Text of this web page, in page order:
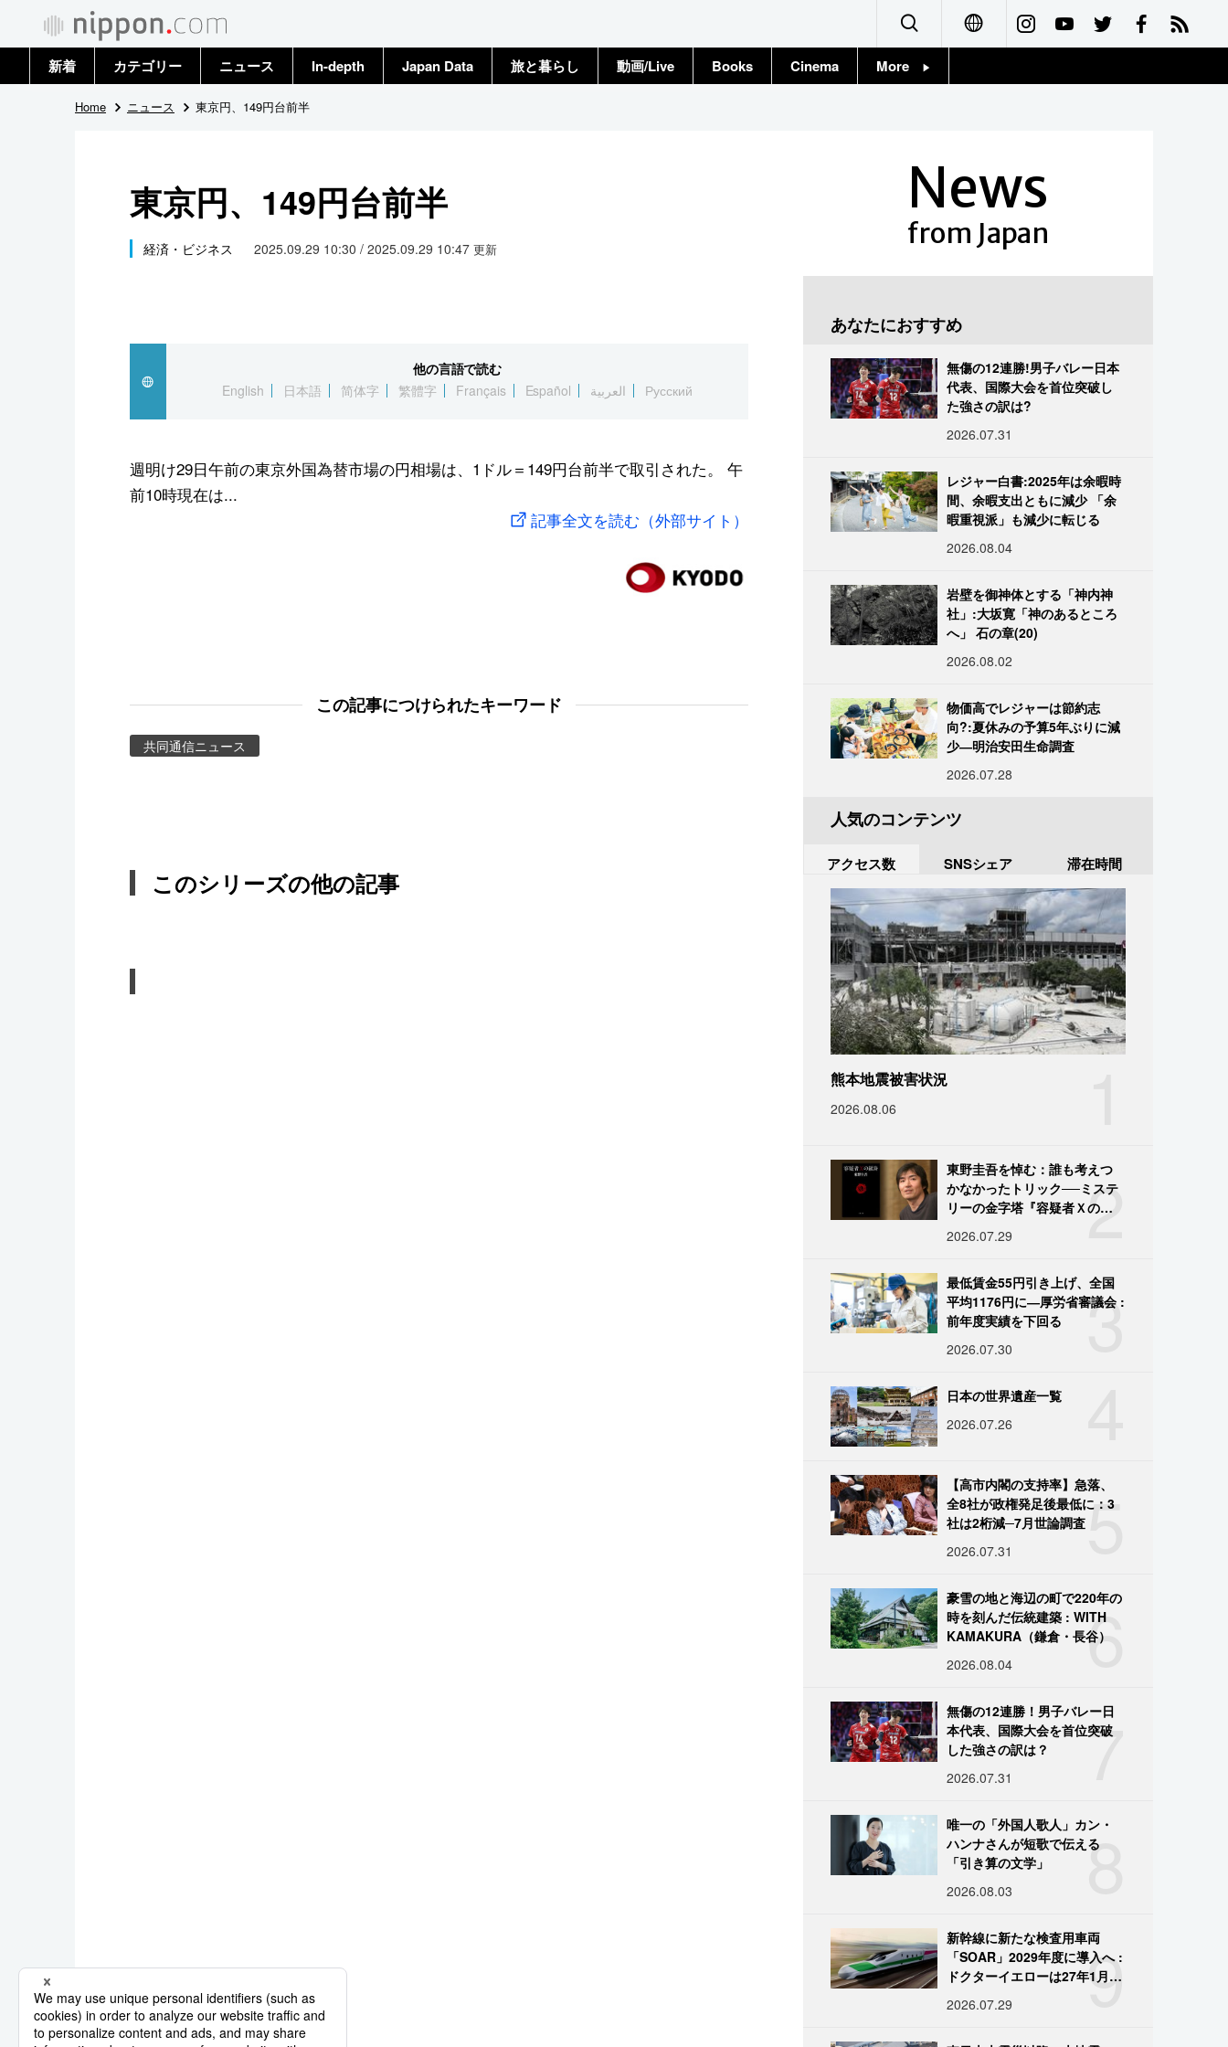
Français
新着 カテゴリー
政治・外交
国際
科学・技術
暮らし
ニュース
トップ
In-depth Japan Data 旅と暮らし 動画/Live Books Cinema More
Home ニュース 東京円、149円台前半
東京円、149円台前半
経済・ビジネス 2025.09.29 10:30 / 2025.09.29 10:47 更新
他の言語で読む
English
日本語 简体字 繁體字 Français Español العربية Русский
週明け29日午前の東京外国為替市場の円相場は、1ドル＝149円台前半で取引された。 午
前10時現在は...
記事全文を読む（外部サイト）
この記事につけられたキーワード
共同通信ニュース
このシリーズの他の記事
News
from Japan
あなたにおすすめ
無傷の12連勝!男子バレー日本
代表、国際大会を首位突破し
た強さの訳は?
2026.07.31
レジャー白書:2025年は余暇時
間、余暇支出ともに減少 「余
暇重視派」も減少に転じる
2026.08.04
岩壁を御神体とする「神内神
社」:大坂寛「神のあるところ
へ」 石の章(20)
2026.08.02
物価高でレジャーは節約志
向?:夏休みの予算5年ぶりに減
少―明治安田生命調査
2026.07.28
人気のコンテンツ
アクセス数 SNSシェア 滞在時間
熊本地震被害状況
2026.08.06
2
東野圭吾を悼む：誰も考えつ
かなかったトリック──ミステ
リーの金字塔『容疑者Ｘの献
2026.07.29
3
最低賃金55円引き上げ、全国
平均1176円に―厚労省審議会 :
前年度実績を下回る
2026.07.30
日本の世界遺産一覧
2026.07.26
5
【高市内閣の支持率】急落、
全8社が政権発足後最低に：3
社は2桁減─7月世論調査
2026.07.31
6
豪雪の地と海辺の町で220年の
時を刻んだ伝統建築 : WITH
KAMAKURA（鎌倉・長谷）
2026.08.04
7
無傷の12連勝！男子バレー日
本代表、国際大会を首位突破
した強さの訳は？
2026.07.31
8
唯一の「外国人歌人」カン・
ハンナさんが短歌で伝える
「引き算の文学」
2026.08.03
9
新幹線に新たな検査用車両
「SOAR」2029年度に導入へ :
ドクターイエローは27年1月に
2026.07.29